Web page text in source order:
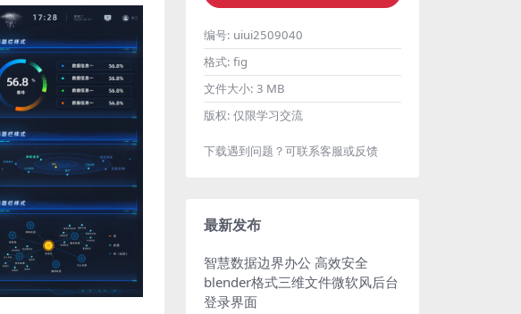
编号: uiui2509040
格式: fig
文件大小: 3 MB
版权: 仅限学习交流
下载遇到问题？可联系客服或反馈
最新发布
智慧数据边界办公 高效安全
blender格式三维文件微软风后台
登录界面